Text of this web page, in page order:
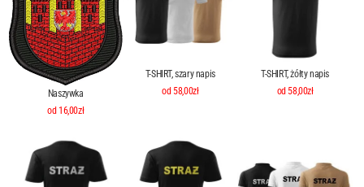
Naszywka
od 16,00zł
T-SHIRT, szary napis
od 58,00zł
T-SHIRT, żółty napis
od 58,00zł